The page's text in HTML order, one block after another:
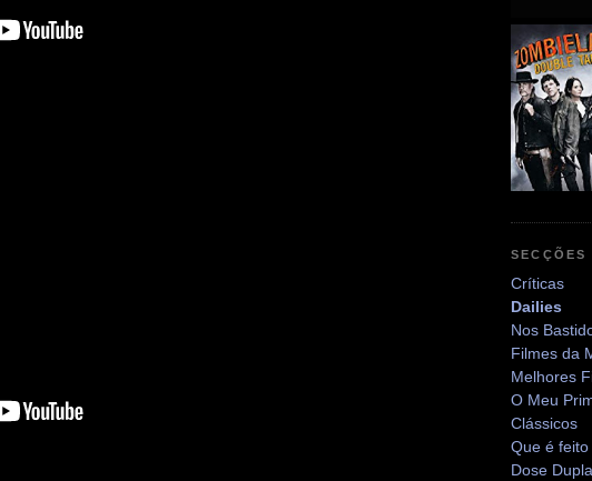
SECÇÕES
Críticas
Dailies
Nos
Filmes da
Melhores
O Meu
Clássicos
Que é
Dose Dupla